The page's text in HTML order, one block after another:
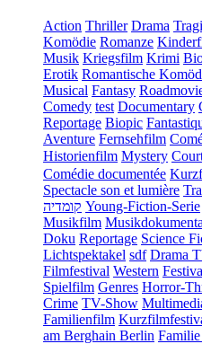
Action Thriller Drama
Komödie Romanze
Musik Kriegsfilm Krimi
Erotik Romantische
Musical Fantasy
Comedy test Documentary
Reportage Biopic
Aventure Fernsehfilm
Historienfilm Mystery
Comédie documentée
Spectacle son et lumière
קומדיה Young-Fiction-Serie
Musikfilm
Doku Reportage Science
Lichtspektakel sdf Drama
Filmfestival Western
Spielfilm Genres Horror-
Crime TV-Show
Familienfilm
am Berghain Berlin